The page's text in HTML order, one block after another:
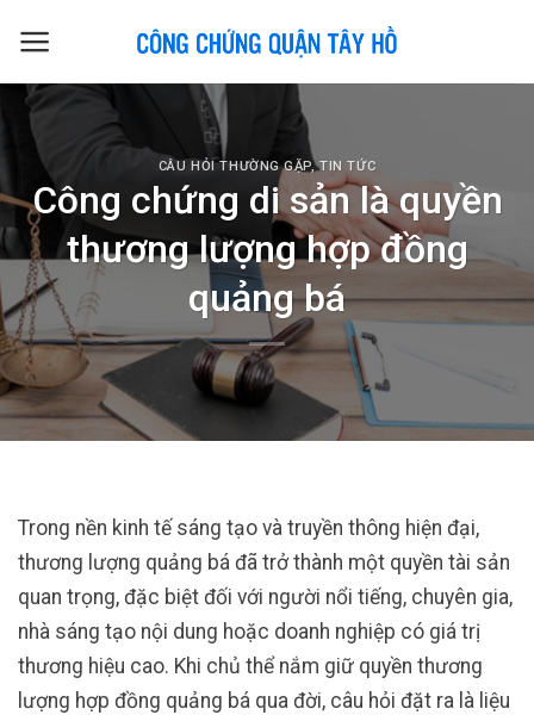
CÂU HỎI THƯỜNG GẶP,TIN TỨC
Công chứng di sản là quyền
thương lượng hợp đồng
quảng bá
Trong nền kinh tế sáng tạo và truyền thông hiện đại,
thương lượng quảng bá đã trở thành một quyền tài sản
quan trọng, đặc biệt đối với người nổi tiếng, chuyên gia,
nhà sáng tạo nội dung hoặc doanh nghiệp có giá trị
thương hiệu cao. Khi chủ thể nắm giữ quyền thương
lượng hợp đồng quảng bá qua đời, câu hỏi đặt ra là liệu